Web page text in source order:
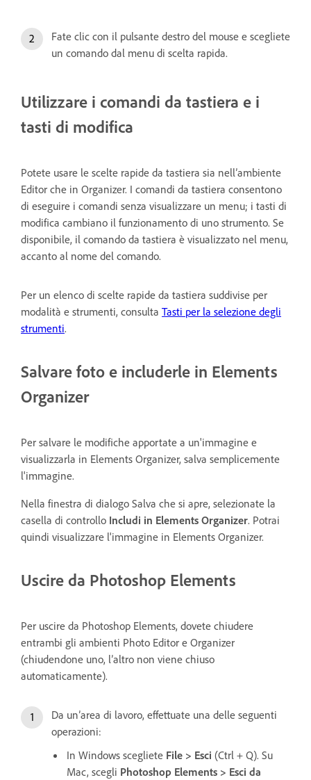
Fate clic con il pulsante destro del mouse e scegliete
un comando dal menu di scelta rapida.
Utilizzare i comandi da tastiera e i
tasti di modifica
Potete usare le scelte rapide da tastiera sia nell’ambiente
Editor che in Organizer. I comandi da tastiera consentono
di eseguire i comandi senza visualizzare un menu; i tasti di
modifica cambiano il funzionamento di uno strumento. Se
disponibile, il comando da tastiera è visualizzato nel menu,
accanto al nome del comando.
Per un elenco di scelte rapide da tastiera suddivise per
modalità e strumenti, consulta Tasti per la selezione degli
strumenti.
Salvare foto e includerle in Elements
Organizer
Per salvare le modifiche apportate a un'immagine e
visualizzarla in Elements Organizer, salva semplicemente
l'immagine.
Nella finestra di dialogo Salva che si apre, selezionate la
casella di controllo Includi in Elements Organizer. Potrai
quindi visualizzare l'immagine in Elements Organizer.
Uscire da Photoshop Elements
Per uscire da Photoshop Elements, dovete chiudere
entrambi gli ambienti Photo Editor e Organizer
(chiudendone uno, l’altro non viene chiuso
automaticamente).
Da un’area di lavoro, effettuate una delle seguenti
operazioni:
In Windows scegliete File > Esci (Ctrl + Q). Su
Mac, scegli Photoshop Elements > Esci da